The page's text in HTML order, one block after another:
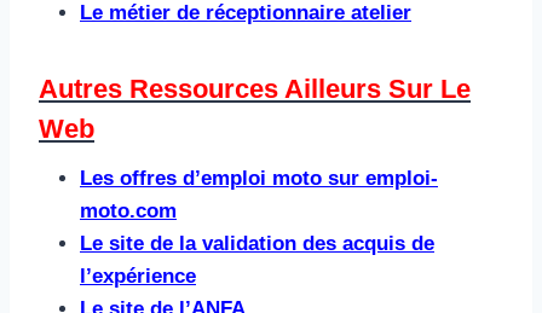
Le métier de réceptionnaire atelier
Autres Ressources Ailleurs Sur Le
Web​
Les offres d’emploi moto sur emploi-
moto.com
Le site de la validation des acquis de
l’expérience